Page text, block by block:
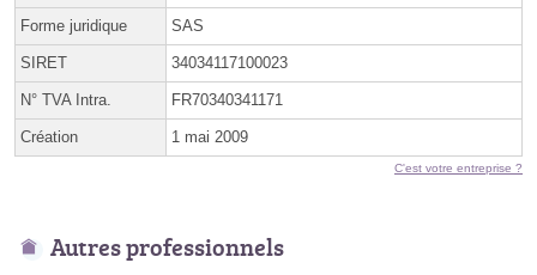
Forme juridique SAS
SIRET 34034117100023
N° TVA Intra. FR70340341171
Création 1 mai 2009
C'est votre entreprise ?
Autres professionnels